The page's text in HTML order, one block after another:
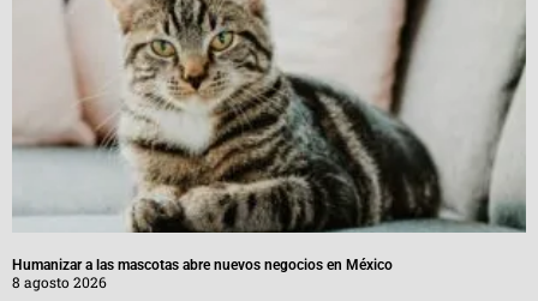
Humanizar a las mascotas abre nuevos negocios en México
8 agosto 2026